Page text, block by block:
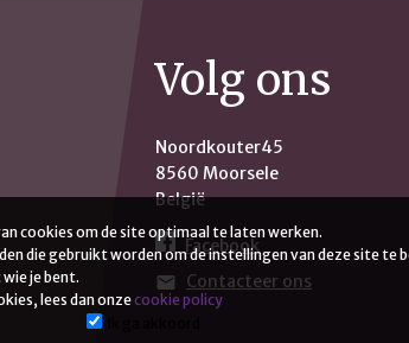
Volg ons
Noordkouter45
8560 Moorsele
België
Facebook
mail
Contacteer ons
cookies om de site optimaal te laten werken.
die gebruikt worden om de instellingen van deze site te
je bent.
lees dan onzecookie policy